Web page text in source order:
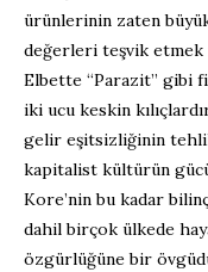
ürünlerinin zaten
değerleri teşvik etmek
Elbette “Parazit” gibi
iki ucu keskin
gelir eşitsizliğinin
kapitalist kültürün
Kore’nin bu kadar
dahil birçok ülkede
özgürlüğüne bir